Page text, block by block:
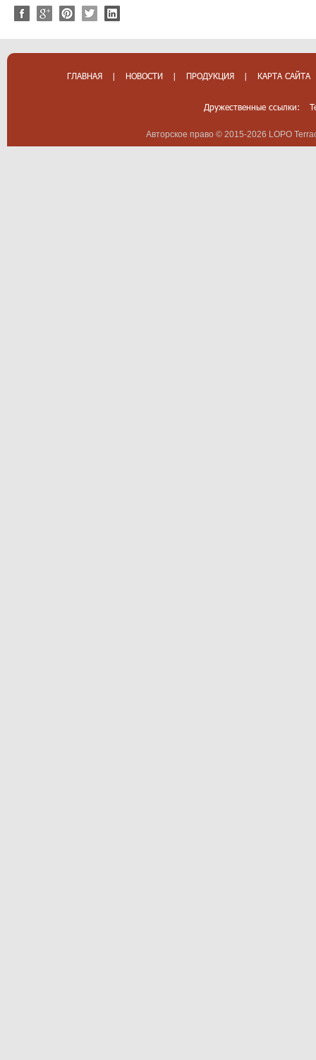
ГЛАВНАЯ | НОВОСТИ | ПРОДУКЦИЯ | КАРТА САЙТА
Дружественные ссылки:
Авторское право © 2015-2026 LOPO